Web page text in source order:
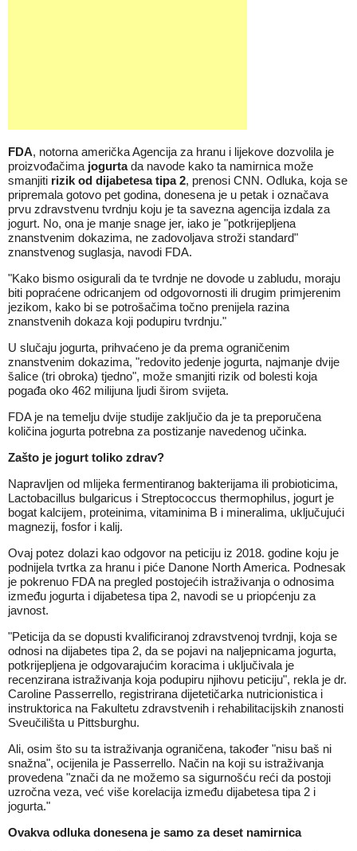
FDA, notorna američka Agencija za hranu i lijekove dozvolila je
proizvođačima jogurtada navode kako ta namirnica može
smanjiti rizik od dijabetesa tipa 2, prenosi CNN. Odluka, koja se
pripremala gotovo pet godina, donesena je u petak i označava
prvu zdravstvenu tvrdnju koju je ta savezna agencija izdala za
jogurt. No, ona je manje snage jer, iako je "potkrijepljena
znanstvenim dokazima, ne zadovoljava stroži standard"
znanstvenog suglasja, navodi FDA.
"Kako bismo osigurali da te tvrdnje ne dovode u zabludu, moraju
biti popraćene odricanjem od odgovornosti ili drugim primjerenim
jezikom, kako bi se potrošačima točno prenijela razina
znanstvenih dokaza koji podupiru tvrdnju."
U slučaju jogurta, prihvaćeno je da prema ograničenim
znanstvenim dokazima, "redovito jedenje jogurta, najmanje dvije
šalice (tri obroka) tjedno", može smanjiti rizik od bolesti koja
pogađa oko 462 milijuna ljudi širom svijeta.
FDA je na temelju dvije studije zaključio da je ta preporučena
količina jogurta potrebna za postizanje navedenog učinka.
Zašto je jogurt toliko zdrav?
Napravljen od mlijeka fermentiranog bakterijama ili probioticima,
Lactobacillus bulgaricus i Streptococcus thermophilus, jogurt je
bogat kalcijem, proteinima, vitaminima B i mineralima, uključujući
magnezij, fosfor i kalij.
Ovaj potez dolazi kao odgovor na peticiju iz 2018. godine koju je
podnijela tvrtka za hranu i piće Danone North America. Podnesak
je pokrenuo FDA na pregled postojećih istraživanja o odnosima
između jogurta i dijabetesa tipa 2, navodi se u priopćenju za
javnost.
"Peticija da se dopusti kvalificiranoj zdravstvenoj tvrdnji, koja se
odnosi na dijabetes tipa 2, da se pojavi na naljepnicama jogurta,
potkrijepljena je odgovarajućim koracima i uključivala je
recenzirana istraživanja koja podupiru njihovu peticiju", rekla je dr.
Caroline Passerrello, registrirana dijetetičarka nutricionistica i
instruktorica na Fakultetu zdravstvenih i rehabilitacijskih znanosti
Sveučilišta u Pittsburghu.
Ali, osim što su ta istraživanja ograničena, također "nisu baš ni
snažna", ocijenila je Passerrello. Način na koji su istraživanja
provedena "znači da ne možemo sa sigurnošću reći da postoji
uzročna veza, već više korelacija između dijabetesa tipa 2 i
jogurta."
Ovakva odluka donesena je samo za deset namirnica